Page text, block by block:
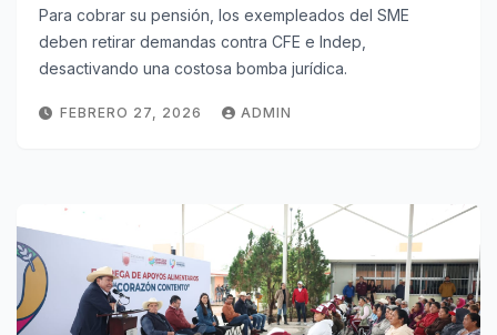
Para cobrar su pensión, los exempleados del SME
deben retirar demandas contra CFE e Indep,
desactivando una costosa bomba jurídica.
FEBRERO 27, 2026 ADMIN